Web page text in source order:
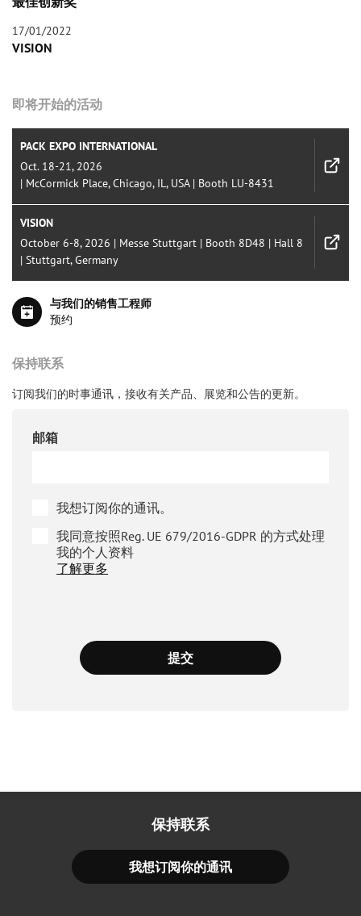
17/01/2022
VISION
即将开始的活动
PACK EXPO INTERNATIONAL
Oct. 18-21, 2026
| McCormick Place, Chicago, IL, USA | Booth LU-8431
VISION
October 6-8, 2026 | Messe Stuttgart | Booth 8D48 | Hall 8
| Stuttgart, Germany
与我们的销售工程师
预约
保持联系
订阅我们的时事通讯，接收有关产品、展览和公告的更新。
邮箱
我想订阅你的通讯。
我同意按照Reg. UE 679/2016-GDPR 的方式处理
我的个人资料
了解更多
保持联系
我想订阅你的通讯